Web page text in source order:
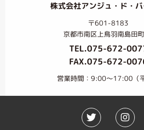
株式会社アンジュ・ド・
〒601-8183
京都市南区上鳥羽南島田
TEL.075-672-
FAX.075-672-
営業時間：9:00〜17:00（